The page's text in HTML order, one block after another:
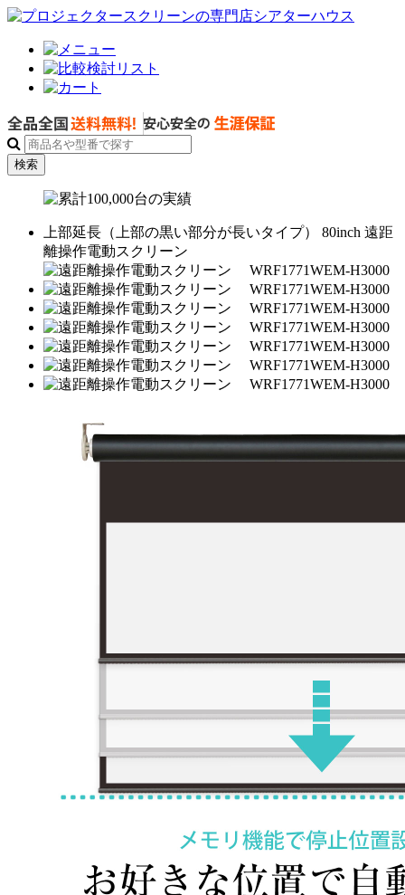
検索
上部延長（上部の黒い部分が長いタイプ） 80inch 遠距
離操作電動スクリーン